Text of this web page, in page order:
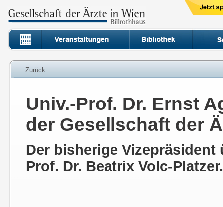
Zurück
Univ.-Prof. Dr. Ernst
der Gesellschaft der
Der bisherige
Prof. Dr. Beatrix Volc-Platzer.